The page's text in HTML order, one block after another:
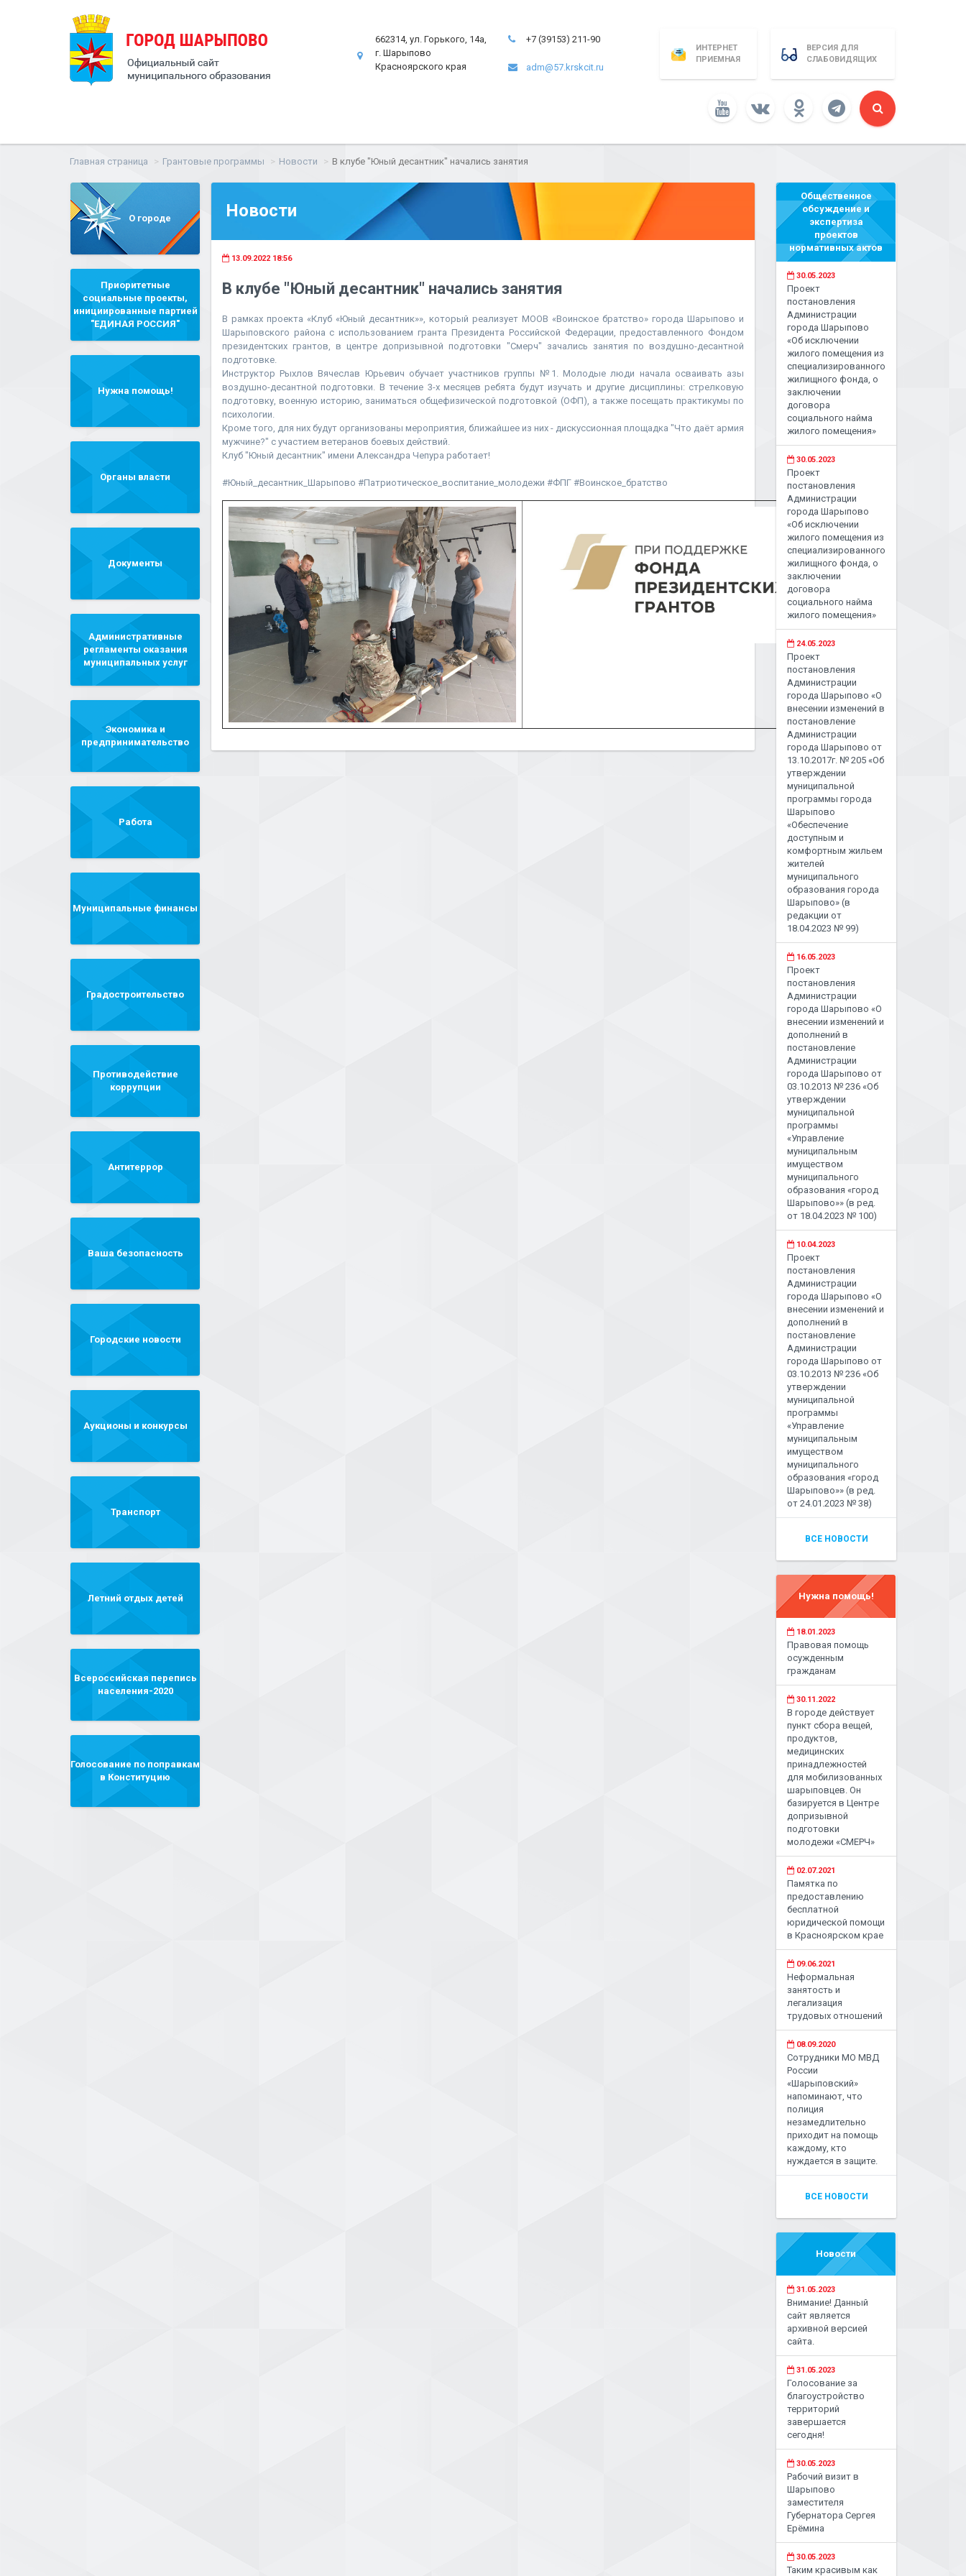
662314, ул. Горького, 14а,
г. Шарыпово
Красноярского края
+7 (39153) 211-90
adm@57.krskcit.ru
ИНТЕРНЕТ
ПРИЕМНАЯ
ВЕРСИЯ ДЛЯ
СЛАБОВИДЯЩИХ
Главная страница Грантовые программы Новости В клубе "Юный десантник" начались занятия
О городе
Приоритетные
социальные проекты,
инициированные партией
"ЕДИНАЯ РОССИЯ"
Нужна помощь!
Органы власти
Документы
Административные
регламенты оказания
муниципальных услуг
Экономика и
предпринимательство
Работа
Муниципальные финансы
Градостроительство
Противодействие
коррупции
Антитеррор
Ваша безопасность
Городские новости
Аукционы и конкурсы
Транспорт
Летний отдых детей
Всероссийская перепись
населения-2020
Голосование по поправкам
в Конституцию
Новости
13.09.2022 18:56
В клубе "Юный десантник" начались занятия
В рамках проекта «Клуб «Юный десантник»», который реализует МООВ «Воинское братство» города Шарыпово и
Шарыповского района с использованием гранта Президента Российской Федерации, предоставленного Фондом
президентских грантов, в центре допризывной подготовки "Смерч" зачались занятия по воздушно-десантной
подготовке.
Инструктор Рыхлов Вячеслав Юрьевич обучает участников группы №1. Молодые люди начала осваивать азы
воздушно-десантной подготовки. В течение 3-х месяцев ребята будут изучать и другие дисциплины: стрелковую
подготовку, военную историю, заниматься общефизической подготовкой (ОФП), а также посещать практикумы по
психологии.
Кроме того, для них будут организованы мероприятия, ближайшее из них - дискуссионная площадка "Что даёт армия
мужчине?" с участием ветеранов боевых действий.
Клуб "Юный десантник" имени Александра Чепура работает!
#Юный_десантник_Шарыпово #Патриотическое_воспитание_молодежи #ФПГ #Воинское_братство
Общественное
обсуждение и
экспертиза
проектов
нормативных актов
30.05.2023
Проект
постановления
Администрации
города Шарыпово
«Об исключении
жилого помещения из
специализированного
жилищного фонда, о
заключении
договора
социального найма
жилого помещения»
30.05.2023
Проект
постановления
Администрации
города Шарыпово
«Об исключении
жилого помещения из
специализированного
жилищного фонда, о
заключении
договора
социального найма
жилого помещения»
24.05.2023
Проект
постановления
Администрации
города Шарыпово «О
внесении изменений в
постановление
Администрации
города Шарыпово от
13.10.2017г. № 205 «Об
утверждении
муниципальной
программы города
Шарыпово
«Обеспечение
доступным и
комфортным жильем
жителей
муниципального
образования города
Шарыпово» (в
редакции от
18.04.2023 № 99)
16.05.2023
Проект
постановления
Администрации
города Шарыпово «О
внесении изменений и
дополнений в
постановление
Администрации
города Шарыпово от
03.10.2013 № 236 «Об
утверждении
муниципальной
программы
«Управление
муниципальным
имуществом
муниципального
образования «город
Шарыпово»» (в ред.
от 18.04.2023 № 100)
10.04.2023
Проект
постановления
Администрации
города Шарыпово «О
внесении изменений и
дополнений в
постановление
Администрации
города Шарыпово от
03.10.2013 № 236 «Об
утверждении
муниципальной
программы
«Управление
муниципальным
имуществом
муниципального
образования «город
Шарыпово»» (в ред.
от 24.01.2023 № 38)
ВСЕ НОВОСТИ
Нужна помощь!
18.01.2023
Правовая помощь
осужденным
гражданам
30.11.2022
В городе действует
пункт сбора вещей,
продуктов,
медицинских
принадлежностей
для мобилизованных
шарыповцев. Он
базируется в Центре
допризывной
подготовки
молодежи «СМЕРЧ»
02.07.2021
Памятка по
предоставлению
бесплатной
юридической помощи
в Красноярском крае
09.06.2021
Неформальная
занятость и
легализация
трудовых отношений
08.09.2020
Сотрудники МО МВД
России
«Шарыповский»
напоминают, что
полиция
незамедлительно
приходит на помощь
каждому, кто
нуждается в защите.
ВСЕ НОВОСТИ
Новости
31.05.2023
Внимание! Данный
сайт является
архивной версией
сайта.
31.05.2023
Голосование за
благоустройство
территорий
завершается
сегодня!
30.05.2023
Рабочий визит в
Шарыпово
заместителя
Губернатора Сергея
Ерёмина
30.05.2023
Таким красивым как